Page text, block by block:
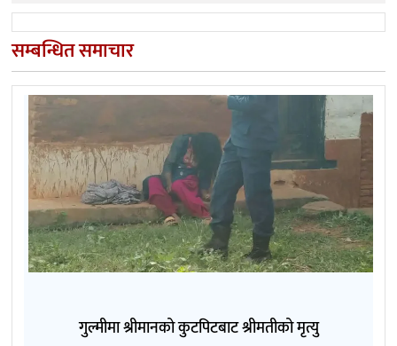
सम्बन्धित समाचार
गुल्मीमा श्रीमानको कुटपिटबाट श्रीमतीको मृत्यु